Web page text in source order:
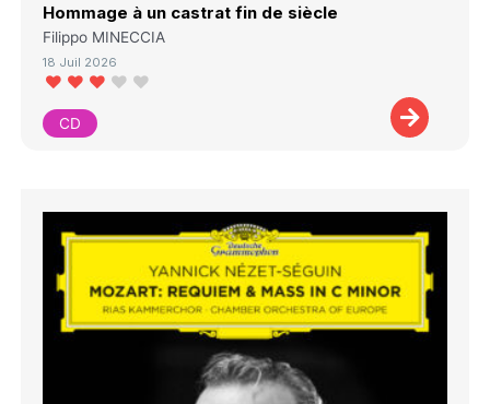
Hommage à un castrat fin de siècle
Filippo MINECCIA
18 Juil 2026
CD